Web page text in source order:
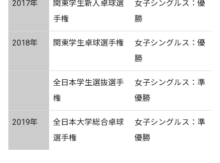
2017年
関東学生新人卓球選
手権
女子シングルス：優
勝
2018年 関東学生卓球選手権
女子シングルス：優
勝
全日本学生選抜選手
権
女子シングルス：準
優勝
2019年
全日本大学総合卓球
選手権
女子シングルス：準
優勝